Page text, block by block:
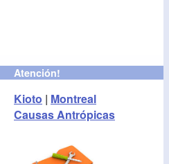
Atención!
Kioto | Montreal
Causas Antrópicas